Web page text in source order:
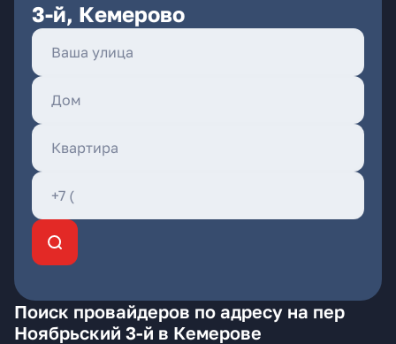
3-й, Кемерово
Поиск провайдеров по адресу на пер
Ноябрьский 3-й в Кемерове